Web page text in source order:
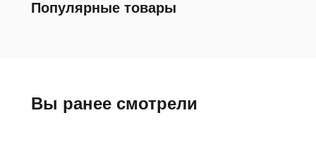
Популярные товары
Вы ранее смотрели